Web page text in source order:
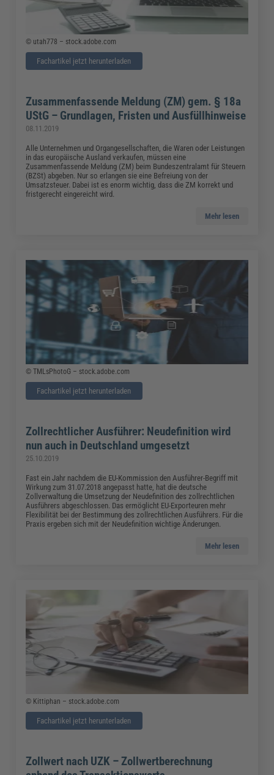
© utah778 – stock.adobe.com
Fachartikel jetzt herunterladen
Zusammenfassende Meldung (ZM) gem. § 18a
UStG – Grundlagen, Fristen und Ausfüllhinweise
08.11.2019
Alle Unternehmen und Organgesellschaften, die Waren oder Leistungen
in das europäische Ausland verkaufen, müssen eine
Zusammenfassende Meldung (ZM) beim Bundeszentralamt für Steuern
(BZSt) abgeben. Nur so erlangen sie eine Befreiung von der
Umsatzsteuer. Dabei ist es enorm wichtig, dass die ZM korrekt und
fristgerecht eingereicht wird.
Mehr lesen
© TMLsPhotoG – stock.adobe.com
Fachartikel jetzt herunterladen
Zollrechtlicher Ausführer: Neudefinition wird
nun auch in Deutschland umgesetzt
25.10.2019
Fast ein Jahr nachdem die EU-Kommission den Ausführer-Begriff mit
Wirkung zum 31.07.2018 angepasst hatte, hat die deutsche
Zollverwaltung die Umsetzung der Neudefinition des zollrechtlichen
Ausführers abgeschlossen. Das ermöglicht EU-Exporteuren mehr
Flexibilität bei der Bestimmung des zollrechtlichen Ausführers. Für die
Praxis ergeben sich mit der Neudefinition wichtige Änderungen.
Mehr lesen
© Kittiphan – stock.adobe.com
Fachartikel jetzt herunterladen
Zollwert nach UZK – Zollwertberechnung